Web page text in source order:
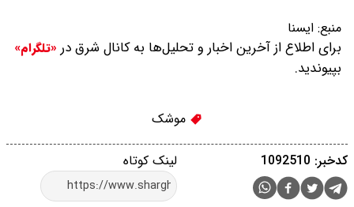
منبع: ایسنا
برای اطلاع از آخرین اخبار و تحلیل‌ها به کانال شرق در «تلگرام»
بپیوندید.
موشک
لینک کوتاه کدخبر: 1092510